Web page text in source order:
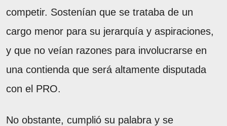
competir. Sostenían que se trataba de un
cargo menor para su jerarquía y aspiraciones,
y que no veían razones para involucrarse en
una contienda que será altamente disputada
con el PRO.
No obstante, cumplió su palabra y se